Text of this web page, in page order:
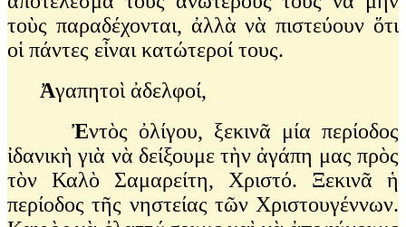
τοὺς παραδέχονται, ἀλλὰ νὰ πιστεύουν ὅτι
οἱ πάντες εἶναι κατώτεροί τους.
Ἀγαπητοὶ ἀδελφοί,
Ἐντὸς ὀλίγου, ξεκινᾶ μία περίοδος
ἰδανικὴ γιὰ νὰ δείξουμε τὴν ἀγάπη μας πρὸς
τὸν Καλὸ Σαμαρείτη, Χριστό. Ξεκινᾶ ἡ
περίοδος τῆς νηστείας τῶν Χριστουγέννων.